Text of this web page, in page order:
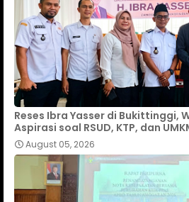
Reses Ibra Yasser di Bukittinggi,
Aspirasi soal RSUD, KTP, dan
August 05, 2026